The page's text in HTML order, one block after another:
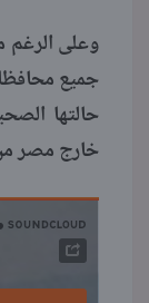
وعلى الرغم
جميع
حالتها
خارج مصر